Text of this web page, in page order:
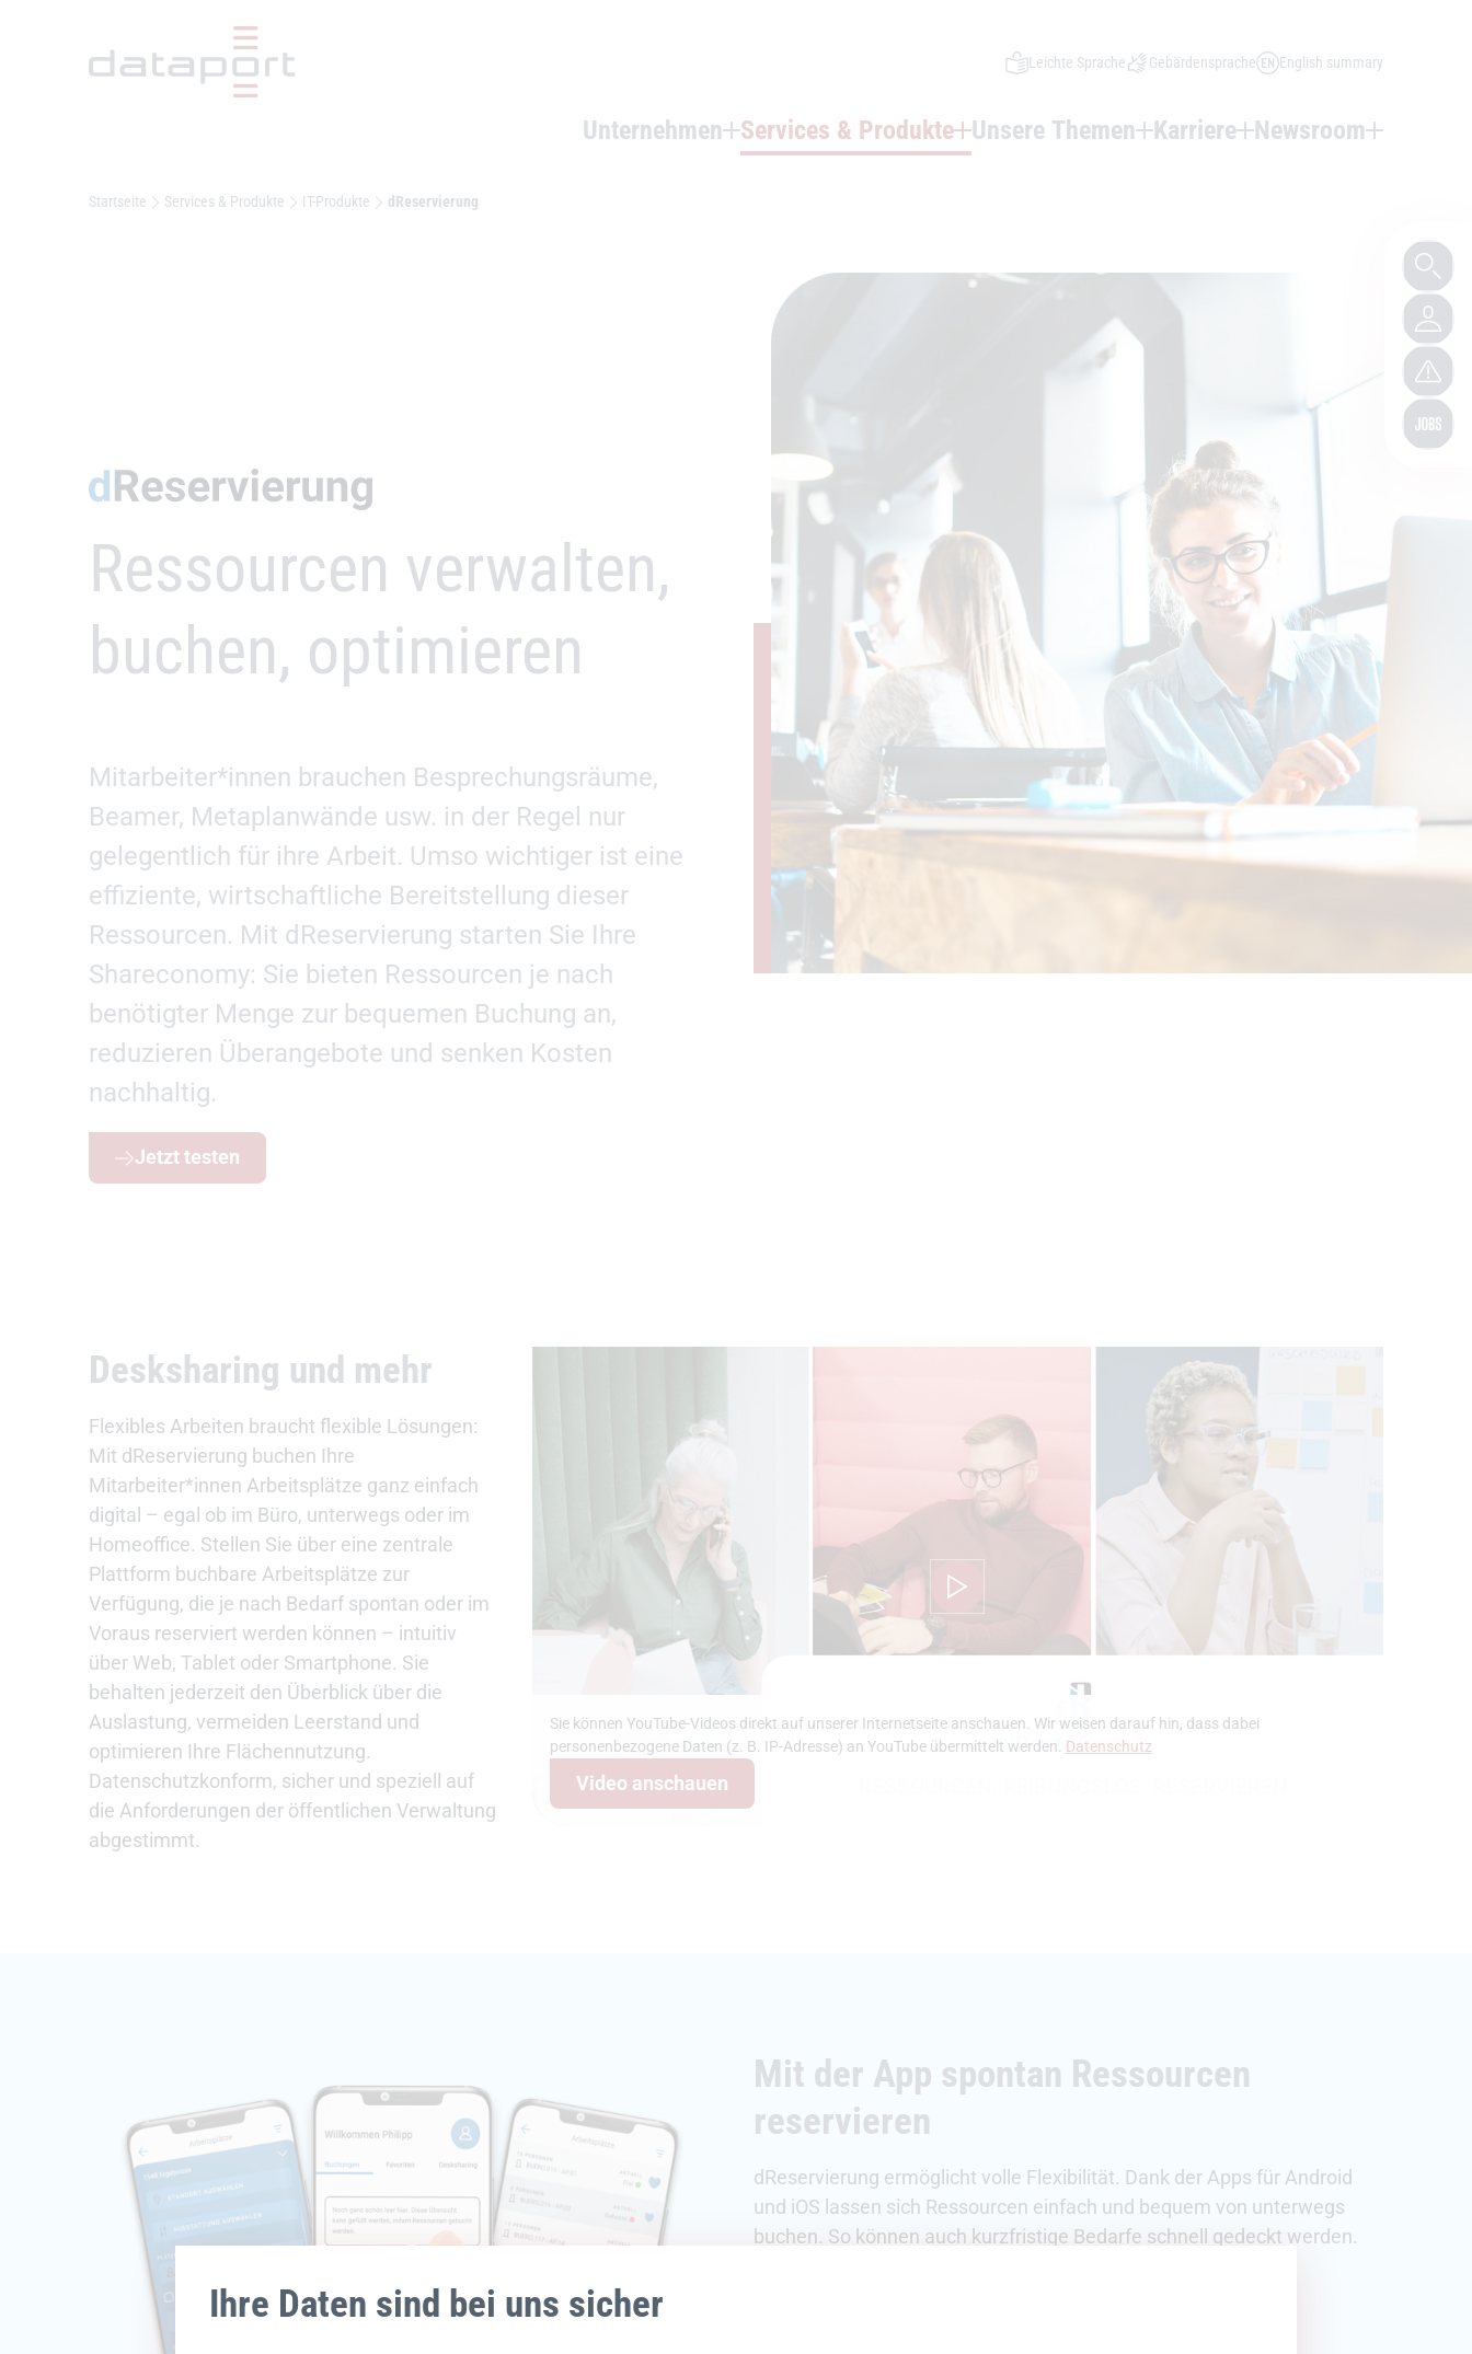
Ihre Daten sind bei uns sicher
Leichte Sprache Gebärdensprache English summary
Unternehmen Services & Produkte Unsere Themen Karriere Newsroom
Startseite Services & Produkte IT-Produkte dReservierung
dReservierung
Ressourcen verwalten,
buchen, optimieren
Mitarbeiter*innen brauchen Besprechungsräume,
Beamer, Metaplanwände usw. in der Regel nur
gelegentlich für ihre Arbeit. Umso wichtiger ist eine
effiziente, wirtschaftliche Bereitstellung dieser
Ressourcen. Mit dReservierung starten Sie Ihre
Shareconomy: Sie bieten Ressourcen je nach
benötigter Menge zur bequemen Buchung an,
reduzieren Überangebote und senken Kosten
nachhaltig.
Jetzt testen
Desksharing und mehr
Flexibles Arbeiten braucht flexible Lösungen:
Mit dReservierung buchen Ihre
Mitarbeiter*innen Arbeitsplätze ganz einfach
digital – egal ob im Büro, unterwegs oder im
Homeoffice. Stellen Sie über eine zentrale
Plattform buchbare Arbeitsplätze zur
Verfügung, die je nach Bedarf spontan oder im
Voraus reserviert werden können – intuitiv
über Web, Tablet oder Smartphone. Sie
behalten jederzeit den Überblick über die
Auslastung, vermeiden Leerstand und
optimieren Ihre Flächennutzung.
Datenschutzkonform, sicher und speziell auf
die Anforderungen der öffentlichen Verwaltung
abgestimmt.
Sie können YouTube-Videos direkt auf unserer Internetseite anschauen. Wir weisen darauf hin, dass dabei
personenbezogene Daten (z. B. IP-Adresse) an YouTube übermittelt werden. Datenschutz
Video anschauen
Mit der App spontan Ressourcen
reservieren
dReservierung ermöglicht volle Flexibilität. Dank der Apps für Android
und iOS lassen sich Ressourcen einfach und bequem von unterwegs
buchen. So können auch kurzfristige Bedarfe schnell gedeckt werden.